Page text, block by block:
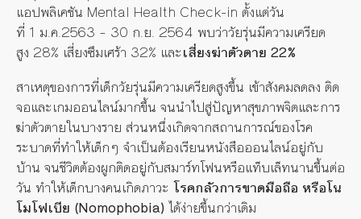
แอปพลิเคชัน Mental Health Check-in ตั้งแต่วัน
ที่ 1 ม.ค.2563 – 30 ก.ย. 2564 พบว่าวัยรุ่นมีความเครียด
สูง 28% เสี่ยงซึมเศร้า 32% และเสี่ยงฆ่าตัวตาย 22%
สาเหตุของการที่เด็กวัยรุ่นมีความเครียดสูงขึ้น เข้าสังคมลดลง ติด
จอและเกมออนไลน์มากขึ้น จนนำไปสู่ปัญหาสุขภาพจิตและการ
ฆ่าตัวตายในบางราย ส่วนหนึ่งเกิดจากสถานการณ์ของโรค
ระบาดที่ทำให้เด็กๆ จำเป็นต้องเรียนหนังสือออนไลน์อยู่กับ
บ้าน จนชีวิตต้องผูกติดอยู่กับสมาร์ทโฟนหรือแท็บเล็ทนานขึ้นต่อ
วัน ทำให้เด็กบางคนเกิดภาวะ โรคกลัวการขาดมือถือ หรือโน
โมโฟเบีย (Nomophobia) ได้ง่ายขึ้นกว่าเดิม